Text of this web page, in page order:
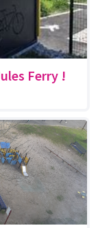
Ferry !